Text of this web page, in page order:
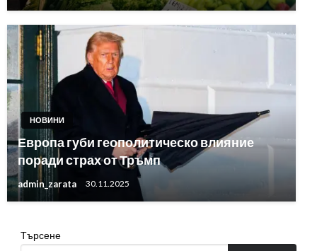
НОВИНИ
Европа губи геополитическо влияние
поради страх от Тръмп
admin_zarata 30.11.2025
Търсене